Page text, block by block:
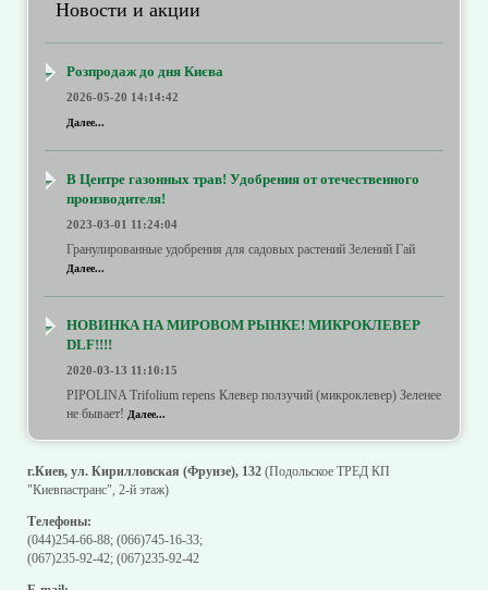
Новости и акции
Розпродаж до дня Києва
2026-05-20 14:14:42
Далее...
В Центре газонных трав! Удобрения от отечественного
производителя!
2023-03-01 11:24:04
Гранулированные удобрения для садовых растений Зелений Гай
Далее...
НОВИНКА НА МИРОВОМ РЫНКЕ! МИКРОКЛЕВЕР
DLF!!!!
2020-03-13 11:10:15
PIPOLINA Trifolium repens Клевер ползучий (микроклевер) Зеленее
не бывает! Далее...
г.Киев, ул. Кирилловская (Фрунзе), 132 (Подольское ТРЕД КП
"Киевпастранс", 2-й этаж)
Телефоны:
(044)254-66-88; (066)745-16-33;
(067)235-92-42; (067)235-92-42